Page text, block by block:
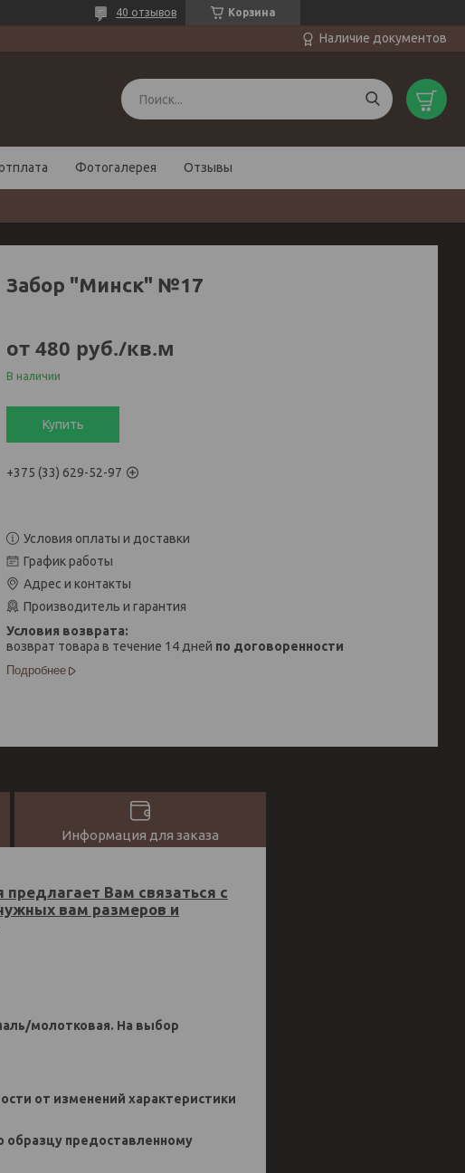
Корзина
40 отзывов
Наличие документов
Фотогалерея Отзывы
Забор "Минск" №17
от 480 руб./кв.м
В наличии
Купить
+375 (33) 629-52-97
Условия оплаты и доставки
График работы
Адрес и контакты
Производитель и гарантия
возврат товара в течение 14 дней по договоренности
Подробнее
Информация для заказа
Вам связаться с
вам размеров и
молотковая. На выбор
от изменений характеристики
образцу предоставленному